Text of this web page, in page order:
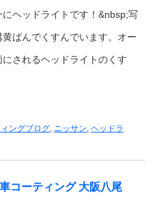
ヘッドライトです！&nbsp;写
ばんでくすんでいます。オー
されるヘッドライトのくす
ングブログ, ニッサン, ヘッドラ
コーティング 大阪八尾